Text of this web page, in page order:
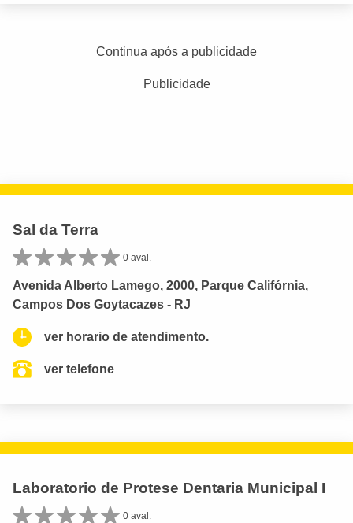
Continua após a publicidade
Publicidade
Sal da Terra
0 aval.
Avenida Alberto Lamego, 2000, Parque Califórnia,
Campos Dos Goytacazes - RJ
ver horario de atendimento.
ver telefone
Laboratorio de Protese Dentaria Municipal I
0 aval.